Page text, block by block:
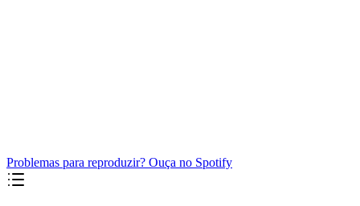
Problemas para reproduzir? Ouça no Spotify